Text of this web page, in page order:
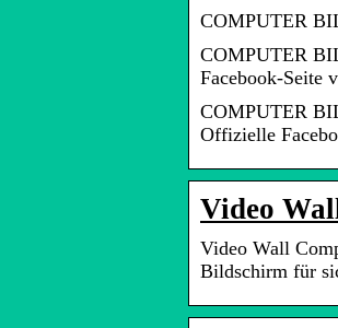
COMPUTER
COMPUTER
Facebook-
COMPUTER
Offizielle
Video
Video Wall
Bildschirm für